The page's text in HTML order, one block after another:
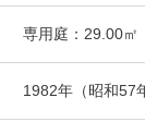
専用庭：29.00㎡
1982年（昭和57